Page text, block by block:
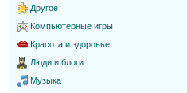
Другое
Компьютерные игры
Красота и здоровье
Люди и блоги
Музыка